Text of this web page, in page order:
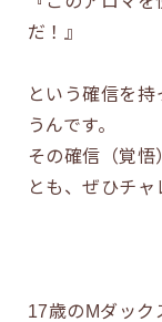
だ！』
という確信を
うんです。
その確信（覚悟
とも、ぜひチャ
17歳のMダック